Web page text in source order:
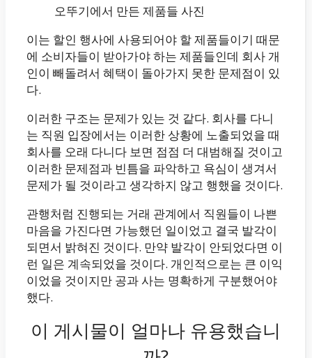
오뚜기에서 만든 제품들 사진
이는 할인 행사에 사용되어야 할 제품들이기 때문
에 소비자들이 받아가야 하는 제품들인데 회사 개
인이 빼돌려서 혜택이 돌아가지 못한 문제점이 있
다.
이러한 구조는 문제가 있는 것 같다. 회사를 다니
는 직원 입장에서는 이러한 상황에 노출되었을 때
회사를 오래 다니다 보면 점점 더 대범해질 것이고
이러한 문제점과 빈틈을 파악하고 욕심이 생겨서
문제가 될 것이라고 생각하지 않고 행했을 것이다.
관행처럼 진행되는 거래 관계에서 직원들이 나쁜
마음을 가진다면 가능했던 일이었고 결국 발각이
되면서 밝혀진 것이다. 만약 발각이 안되었다면 이
런 일은 계속되었을 것이다. 개인적으로는 큰 이익
이었을 것이지만 공과 사는 명확하게 구분했어야
했다.
이 게시물이 얼마나 유용했습니